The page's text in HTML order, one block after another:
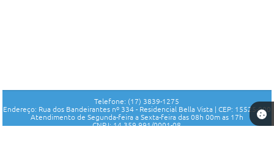
Telefone: (17) 3839-1275
Endereço: Rua dos Bandeirantes nº 334 - Residencial Bella Vista | CEP: 15525-000
Atendimento de Segunda-feira a Sexta-feira das 08h 00m as 17h
CNPJ: 14.359.991/0001-08